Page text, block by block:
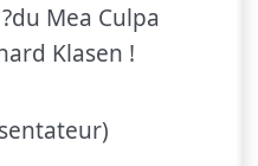
Mea Culpa
Klasen !